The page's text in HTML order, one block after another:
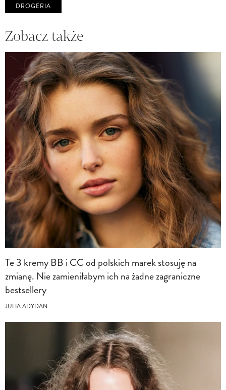
DROGERIA
Zobacz także
Te 3 kremy BB i CC od polskich marek stosuję na
zmianę. Nie zamieniłabym ich na żadne zagraniczne
bestsellery
JULIA ADYDAN